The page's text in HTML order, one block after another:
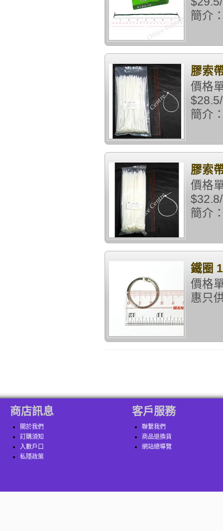
簡介
膠索
價格
簡介
膠索
價格
簡介
鐵圈
價格
惠只
商店訊息
關於我們
訂購須知
入數戶口
私隱政策
客戶服務
聯繫我們
商品退換貨
網站總導覽